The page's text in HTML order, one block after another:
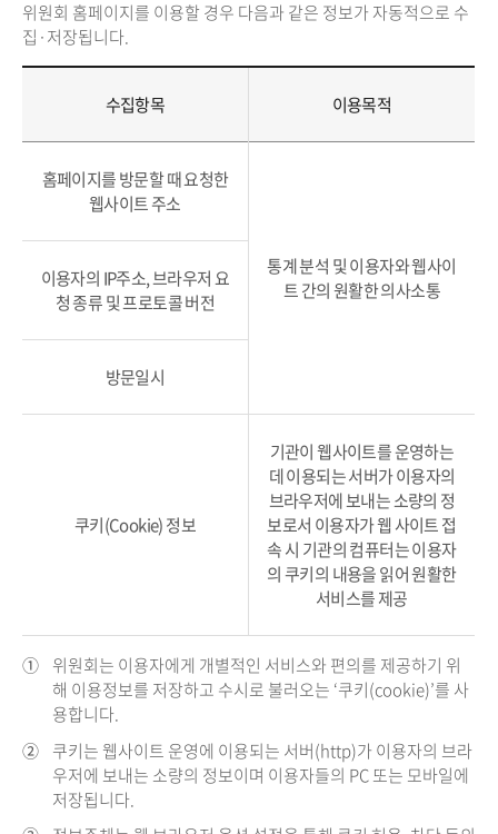
위원회 홈페이지를 이용할 경우 다음과 같은 정보가 자동적으로 수
집·저장됩니다.
수집항목 이용목적
홈페이지를 방문할 때 요청한
웹사이트 주소
통계 분석 및 이용자와 웹사이
트 간의 원활한 의사소통
이용자의 IP주소, 브라우저 요
청 종류 및 프로토콜 버전
방문일시
쿠키(Cookie) 정보
기관이 웹사이트를 운영하는
데 이용되는 서버가 이용자의
브라우저에 보내는 소량의 정
보로서 이용자가 웹 사이트 접
속 시 기관의 컴퓨터는 이용자
의 쿠키의 내용을 읽어 원활한
서비스를 제공
① 위원회는 이용자에게 개별적인 서비스와 편의를 제공하기 위
해 이용정보를 저장하고 수시로 불러오는 ‘쿠키(cookie)’를 사
용합니다.
② 쿠키는 웹사이트 운영에 이용되는 서버(http)가 이용자의 브라
우저에 보내는 소량의 정보이며 이용자들의 PC 또는 모바일에
저장됩니다.